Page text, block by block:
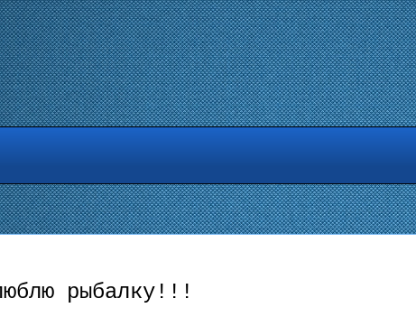
рыбалку!!!